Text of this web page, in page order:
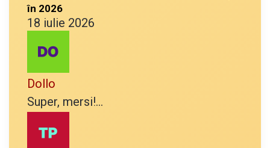
în 2026
18 iulie 2026
Dollo
Super, mersi!...